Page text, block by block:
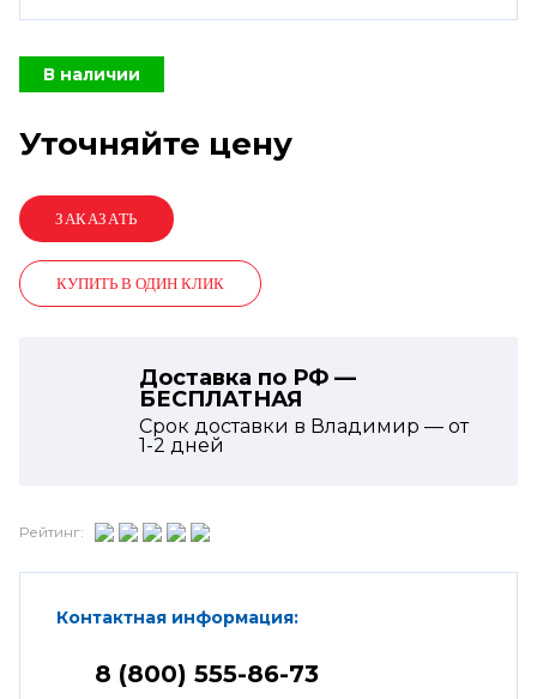
В наличии
Уточняйте цену
КУПИТЬ В ОДИН КЛИК
Доставка по РФ —
БЕСПЛАТНАЯ
Срок доставки в Владимир — от
1-2 дней
Рейтинг:
Контактная информация:
8 (800) 555-86-73